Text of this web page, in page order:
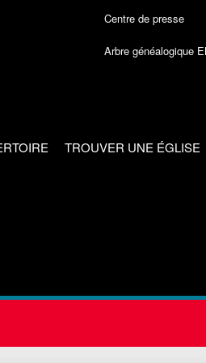
Centre de presse
Arbre généalogique
TROUVER UNE ÉGLISE